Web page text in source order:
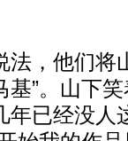
，他们将
基”。山下
已经没人